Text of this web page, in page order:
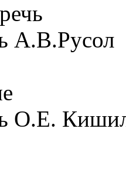
А.В.Русол
О.Е.